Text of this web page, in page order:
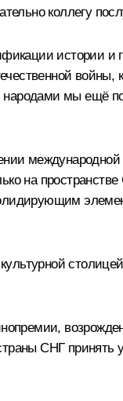
коллегу
истории и
войны,
народами мы ещё
международной
на
СНГ принять